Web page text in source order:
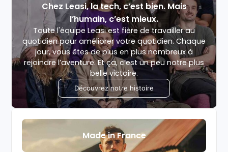
Chez Leasi, la tech, c’est bien. Mais
l’humain, c’est mieux.
Toute l'équipe Leasi est fière de travailler au
quotidien pour améliorer votre quotidien. Chaque
jour, vous êtes de plus en plus nombreux à
rejoindre l’aventure. Et ça, c’est un peu notre plus
belle victoire.
Découvrez notre histoire
Made in France